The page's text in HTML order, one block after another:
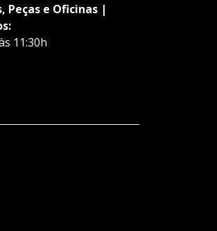
Peças e Oficinas |
11:30h